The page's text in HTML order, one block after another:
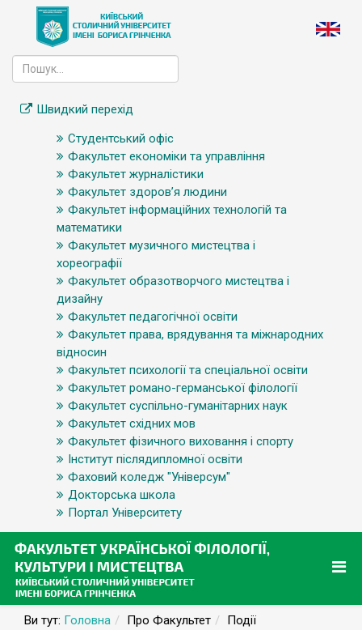
Швидкий перехід
Студентський офіс
Факультет економіки та управління
Факультет журналістики
Факультет здоров’я людини
Факультет інформаційних технологій та
математики
Факультет музичного мистецтва і
хореографії
Факультет образотворчого мистецтва і
дизайну
Факультет педагогічної освіти
Факультет права, врядування та міжнародних
відносин
Факультет психології та спеціальної освіти
Факультет романо-германської філології
Факультет суспільно-гуманітарних наук
Факультет східних мов
Факультет фізичного виховання і спорту
Інститут післядипломної освіти
Фаховий коледж "Універсум"
Докторська школа
Портал Університету
Ви тут: Головна Про Факультет
Події